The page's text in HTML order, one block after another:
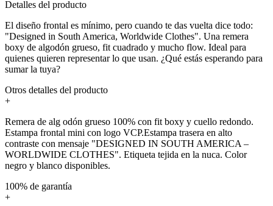
Detalles del producto
El diseño frontal es mínimo, pero cuando te das vuelta dice todo:
"Designed in South America, Worldwide Clothes". Una remera
boxy de algodón grueso, fit cuadrado y mucho flow. Ideal para
quienes quieren representar lo que usan. ¿Qué estás esperando para
sumar la tuya?
Otros detalles del producto
+
Remera de alg odón grueso 100% con fit boxy y cuello redondo.
Estampa frontal mini con logo VCP.Estampa trasera en alto
contraste con mensaje "DESIGNED IN SOUTH AMERICA –
WORLDWIDE CLOTHES". Etiqueta tejida en la nuca. Color
negro y blanco disponibles.
100% de garantía
+